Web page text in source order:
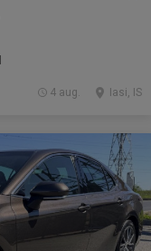
Iasi, IS
4 aug.